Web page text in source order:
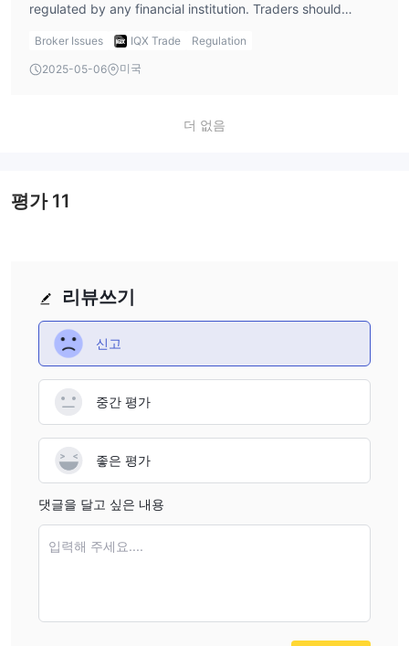
regulated by any financial institution. Traders should
exercise caution and pay attention to the safety of their
Broker Issues IQX Trade Regulation
2025-05-06 미국
더 없음
리뷰쓰기
신고
중간 평가
좋은 평가
댓글을 달고 싶은 내용
입력해 주세요....
평가11